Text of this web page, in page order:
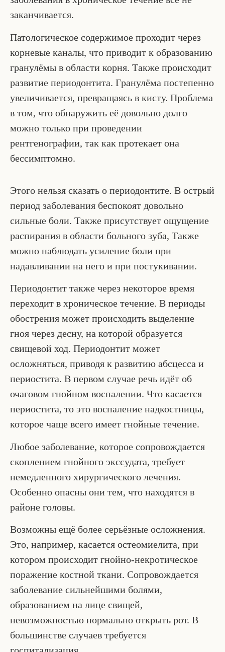
заканчивается.
Патологическое содержимое проходит через
корневые каналы, что приводит к образованию
гранулёмы в области корня. Также происходит
развитие периодонтита. Гранулёма постепенно
увеличивается, превращаясь в кисту. Проблема
в том, что обнаружить её довольно долго
можно только при проведении
рентгенографии, так как протекает она
бессимптомно.
Этого нельзя сказать о периодонтите. В острый
период заболевания беспокоят довольно
сильные боли. Также присутствует ощущение
распирания в области больного зуба, Также
можно наблюдать усиление боли при
надавливании на него и при постукивании.
Периодонтит также через некоторое время
переходит в хроническое течение. В периоды
обострения может происходить выделение
гноя через десну, на которой образуется
свищевой ход. Периодонтит может
осложняться, приводя к развитию абсцесса и
периостита. В первом случае речь идёт об
очаговом гнойном воспалении. Что касается
периостита, то это воспаление надкостницы,
которое чаще всего имеет гнойные течение.
Любое заболевание, которое сопровождается
скоплением гнойного экссудата, требует
немедленного хирургического лечения.
Особенно опасны они тем, что находятся в
районе головы.
Возможны ещё более серьёзные осложнения.
Это, например, касается остеомиелита, при
котором происходит гнойно-некротическое
поражение костной ткани. Сопровождается
заболевание сильнейшими болями,
образованием на лице свищей,
невозможностью нормально открыть рот. В
большинстве случаев требуется